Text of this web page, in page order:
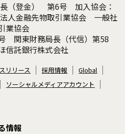
（登金） 第6号 加入協会：
人金融先物取引業協会 一般社
業協会
関東財務局長（代信）第58
託銀行株式会社
リリース 採用情報
Global
ソーシャルメディアアカウント
情報